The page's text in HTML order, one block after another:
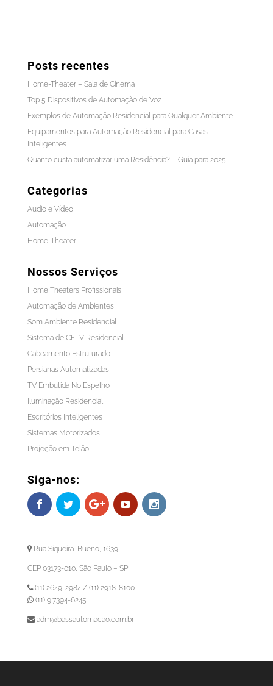
Posts recentes
Home-Theater – Sala de Cinema
Top 5 Dispositivos de Automação de Voz
Exemplos de Automação Residencial para Qualquer Ambiente
Equipamentos para Automação Residencial para Casas
Inteligentes
Quanto custa automatizar uma Residência? – Guia para 2025
Categorias
Audio e Vídeo
Automação
Home-Theater
Nossos Serviços
Home Theaters Profissionais
Automação de Ambientes
Som Ambiente Residencial
Sistema de CFTV Residencial
Cabeamento Estruturado
Persianas Automatizadas
TV Embutida No Espelho
Iluminação Residencial
Escritórios Inteligentes
Sistemas Motorizados
Projeção em Telão
Siga-nos:
Rua Siqueira Bueno, 1639
CEP 03173-010, São Paulo – SP
(11) 2649-2984 / (11) 2918-8100
(11) 9.7394-6245
adm@bassautomacao.com.br